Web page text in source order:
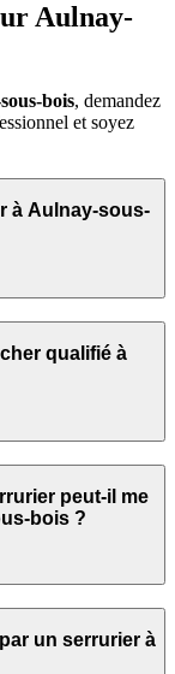
Aulnay-
bois, demandez
et soyez
à Aulnay-sous-
qualifié à
peut‑il me
bois ?
un serrurier à